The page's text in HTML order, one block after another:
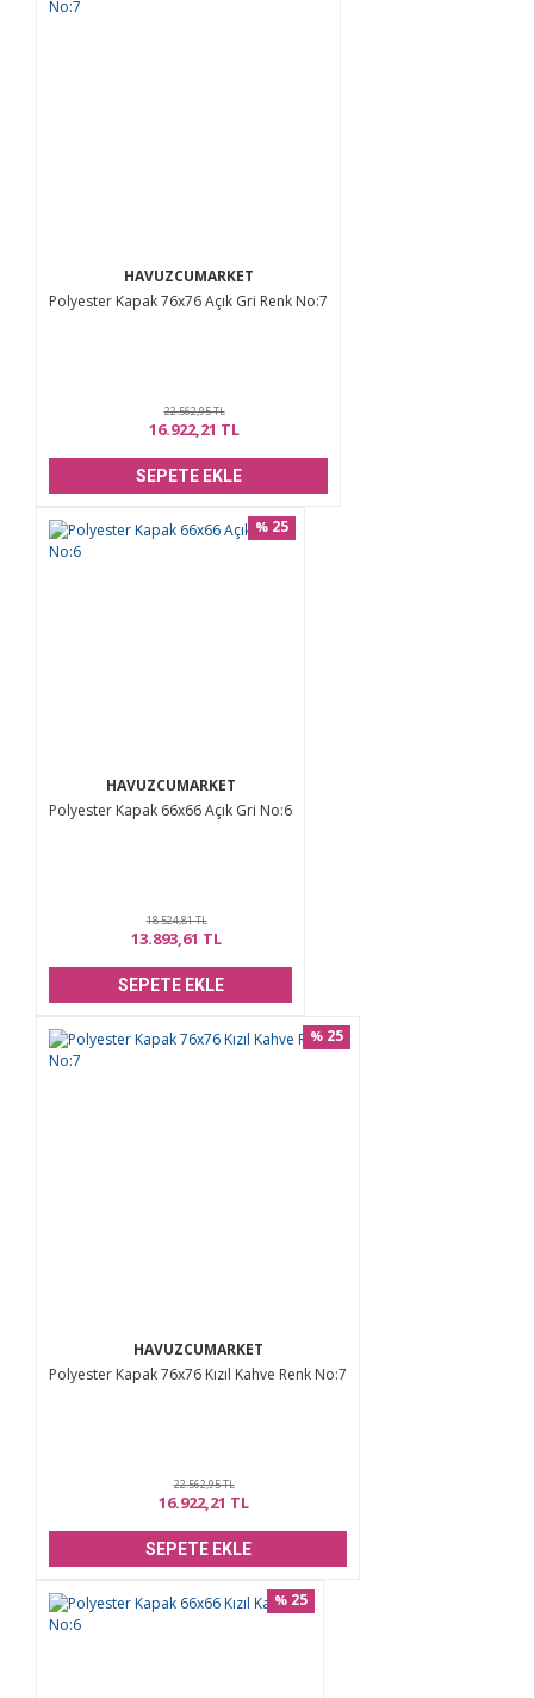
HAVUZCUMARKET
Polyester Kapak 76x76 Açık Gri Renk No:7
22.562,95 TL
16.922,21 TL
SEPETE EKLE
HAVUZCUMARKET
Polyester Kapak 66x66 Açık Gri No:6
% 25
18.524,81 TL
13.893,61 TL
SEPETE EKLE
HAVUZCUMARKET
Polyester Kapak 76x76 Kızıl Kahve Renk No:7
% 25
22.562,95 TL
16.922,21 TL
SEPETE EKLE
% 25